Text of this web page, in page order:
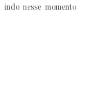
nesse momento